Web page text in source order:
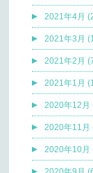
2021年4月
2021年3月
2021年2月
2021年1月
2020年12月
2020年11月
2020年10月